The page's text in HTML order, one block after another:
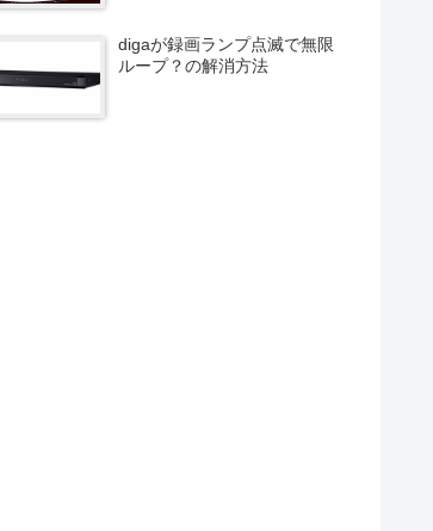
digaが録画ランプ点滅で無限
ループ？の解消方法